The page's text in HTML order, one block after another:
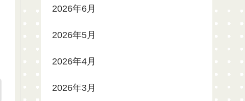
2026年6月
2026年5月
2026年4月
2026年3月